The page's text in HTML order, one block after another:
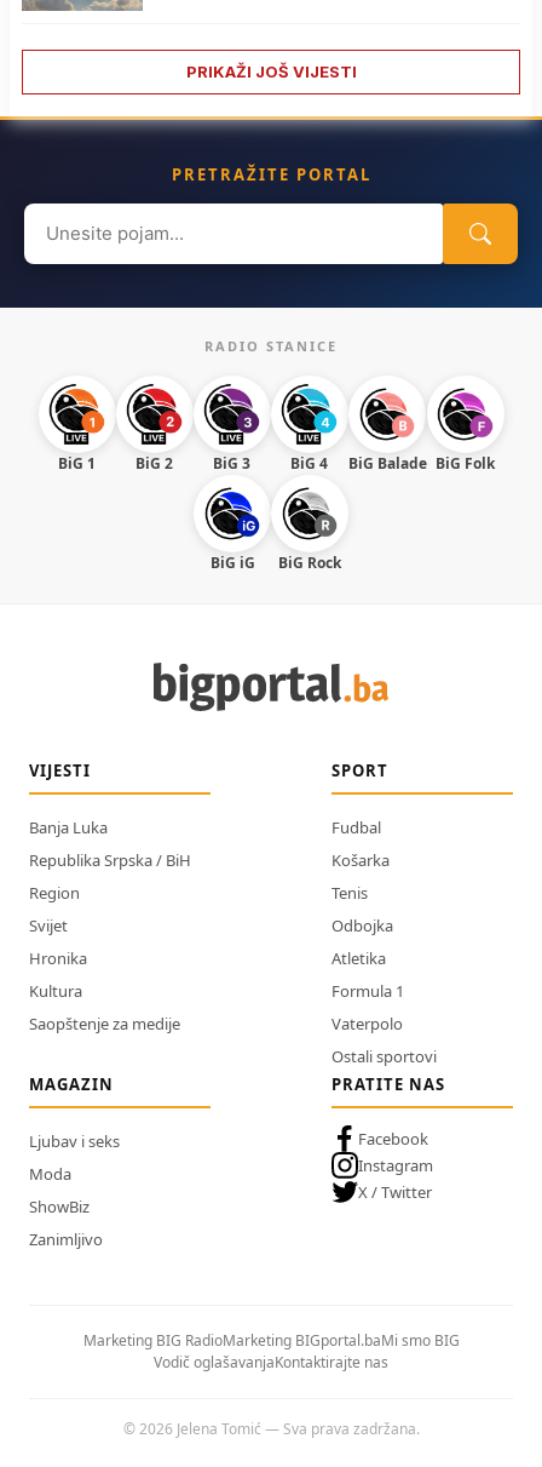
PRIKAŽI JOŠ VIJESTI
PRETRAŽITE PORTAL
Search
for:
RADIO STANICE
BiG 1 BiG 2 BiG 3 BiG 4 BiG Balade BiG Folk
BiG iG BiG Rock
VIJESTI
Banja Luka
Republika Srpska / BiH
Region
Svijet
Hronika
Kultura
Saopštenje za medije
SPORT
Fudbal
Košarka
Tenis
Odbojka
Atletika
Formula 1
Vaterpolo
Ostali sportovi
MAGAZIN
Ljubav i seks
Moda
ShowBiz
Zanimljivo
PRATITE NAS
Facebook
Instagram
X / Twitter
Marketing BIG RadioMarketing BIGportal.baMi smo BIG
Vodič oglašavanjaKontaktirajte nas
© 2026 Jelena Tomić — Sva prava zadržana.